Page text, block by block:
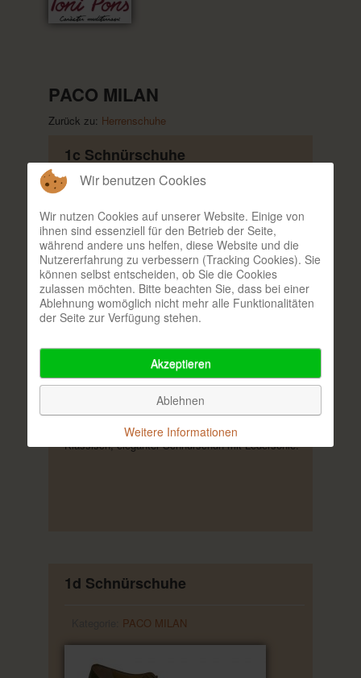
PACO MILAN
Zurück zu: Herrenschuhe
1c Schnürschuhe
Paco Milan
Material:Kalbleder
Klassisch, eleganter Schnürschuh mit Ledersohle.
1d Schnürschuhe
PACO MILAN
Wir benutzen Cookies
Wir nutzen Cookies auf unserer Website. Einige von
ihnen sind essenziell für den Betrieb der Seite,
während andere uns helfen, diese Website und die
Nutzererfahrung zu verbessern (Tracking Cookies). Sie
können selbst entscheiden, ob Sie die Cookies
zulassen möchten. Bitte beachten Sie, dass bei einer
Ablehnung womöglich nicht mehr alle Funktionalitäten
der Seite zur Verfügung stehen.
Akzeptieren
Ablehnen
Weitere Informationen